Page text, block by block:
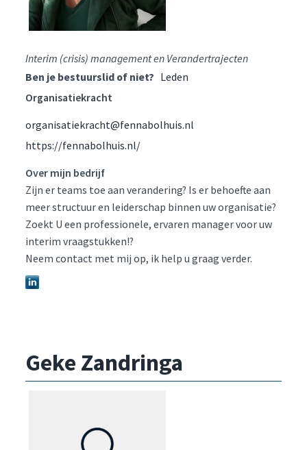
Interim (crisis) management en Verandertrajecten
Ben je bestuurslid of niet? Leden
Organisatiekracht
organisatiekracht@fennabolhuis.nl
https://fennabolhuis.nl/
Over mijn bedrijf
Zijn er teams toe aan verandering? Is er behoefte aan
meer structuur en leiderschap binnen uw organisatie?
Zoekt U een professionele, ervaren manager voor uw
interim vraagstukken!?
Neem contact met mij op, ik help u graag verder.
Geke Zandringa